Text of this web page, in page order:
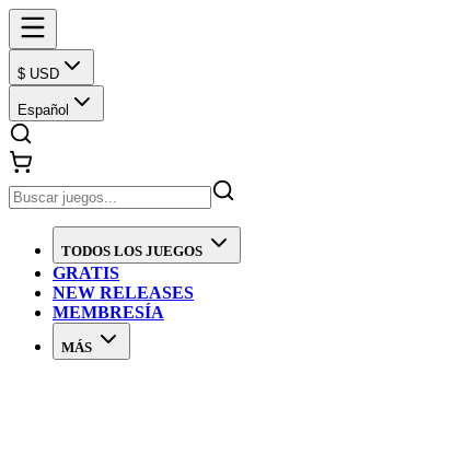
$ USD
Español
TODOS LOS JUEGOS
GRATIS
NEW RELEASES
MEMBRESÍA
MÁS